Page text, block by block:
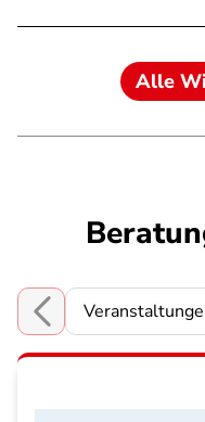
Alle
Choose a section